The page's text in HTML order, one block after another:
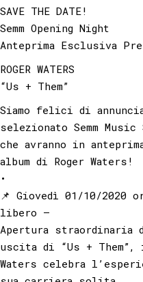
SAVE THE DATE!
Semm Opening Night
Anteprima Esclusiva
ROGER WATERS
“Us + Them”
Siamo felici di
selezionato Semm
che avranno in
album di Roger Waters!
•
📌 Giovedì 01/10/2020
libero –
Apertura straordinaria
uscita di “Us +
Waters celebra